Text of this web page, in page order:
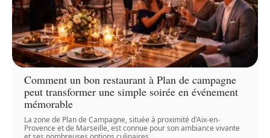
Comment un bon restaurant à Plan de campagne
peut transformer une simple soirée en événement
mémorable
La zone de Plan de Campagne, située à proximité d'Aix-en-
Provence et de Marseille, est connue pour son ambiance vivante